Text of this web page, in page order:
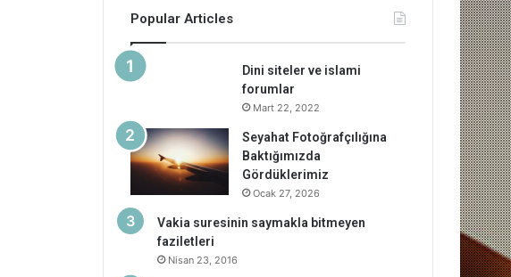
Popular Articles
Dini siteler ve islami
forumlar
Mart 22, 2022
Seyahat Fotoğrafçılığına
Baktığımızda
Gördüklerimiz
Ocak 27, 2026
Vakia suresinin saymakla bitmeyen
faziletleri
Nisan 23, 2016